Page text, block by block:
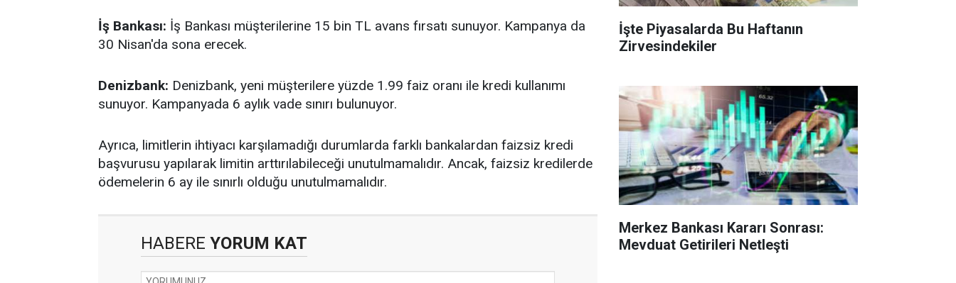
İş Bankası: İş Bankası müşterilerine 15 bin TL avans fırsatı sunuyor. Kampanya da
30 Nisan'da sona erecek.
Denizbank: Denizbank, yeni müşterilere yüzde 1.99 faiz oranı ile kredi kullanımı
sunuyor. Kampanyada 6 aylık vade sınırı bulunuyor.
Ayrıca, limitlerin ihtiyacı karşılamadığı durumlarda farklı bankalardan faizsiz kredi
başvurusu yapılarak limitin arttırılabileceği unutulmamalıdır. Ancak, faizsiz kredilerde
ödemelerin 6 ay ile sınırlı olduğu unutulmamalıdır.
HABERE YORUM KAT
İşte Piyasalarda Bu Haftanın
Zirvesindekiler
Merkez Bankası Kararı Sonrası:
Mevduat Getirileri Netleşti